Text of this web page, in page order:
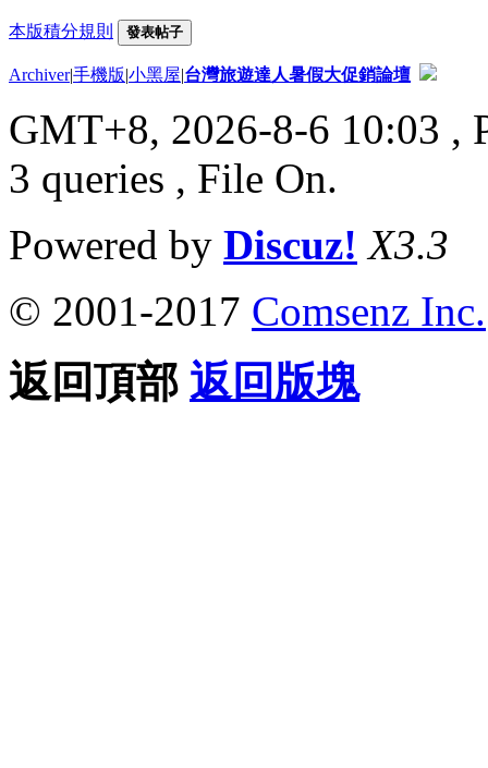
本版積分規則 發表帖子
Archiver|手機版|小黑屋|台灣旅遊達人暑假大促銷論壇
GMT+8, 2026-8-6 10:03 ,
3 queries , File On.
Powered by Discuz! X3.3
© 2001-2017 Comsenz Inc.
返回頂部 返回版塊